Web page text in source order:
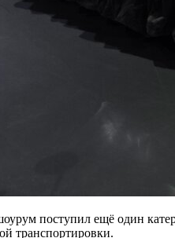
поступил ещё один
транспортировки.